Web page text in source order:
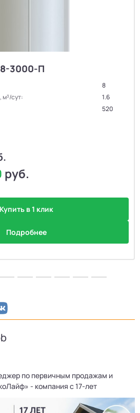
8-3000-П
8
м³/сут:
1.6
520
руб.
Купить в 1 клик
Подробнее
по первичным продажам и
- компания с 17-лет